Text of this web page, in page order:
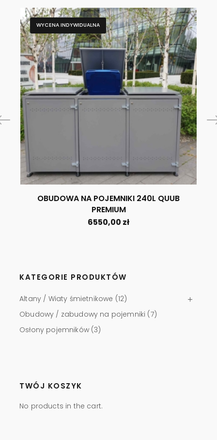
WYCENA INDYWIDUALNA
OBUDOWA NA POJEMNIKI 240L QUUB
PREMIUM
6550,00 zł
KATEGORIE PRODUKTÓW
Altany / Wiaty śmietnikowe (12)
Obudowy / zabudowy na pojemniki (7)
Osłony pojemników (3)
TWÓJ KOSZYK
No products in the cart.